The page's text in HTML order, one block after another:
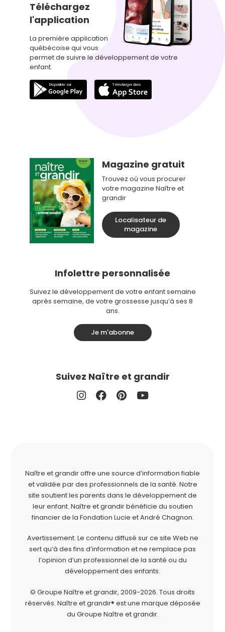
Téléchargez
l'application
La première application
québécoise qui vous
permet de suivre le développement de votre
enfant.
Magazine gratuit
Trouvez où vous procurer
votre magazine Naître et
grandir
Localisateur de
magazine
Infolettre personnalisée
Suivez le développement de votre enfant semaine
après semaine, de votre grossesse jusqu’à ses 8
ans.
Je m'abonne
Suivez Naître et grandir
Naître et grandir offre une source d’information fiable
et validée par des professionnels de la santé. Notre
site soutient les parents dans le développement de
leur enfant. Naître et grandir bénéficie du soutien
financier de la Fondation Lucie et André Chagnon.
Avertissement. Le contenu diffusé sur ce site Web ne
sert qu’à des fins d’information et ne remplace pas
l’opinion d’un professionnel de la santé ou du
développement des enfants.
© Groupe Naître et grandir, 2009-2026. Tous droits
réservés. Naître et grandir® est une marque déposée
du Groupe Naître et grandir.